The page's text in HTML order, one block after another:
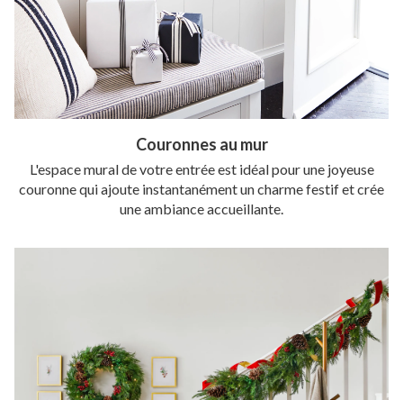
Couronnes au mur
L'espace mural de votre entrée est idéal pour une joyeuse
couronne qui ajoute instantanément un charme festif et crée
une ambiance accueillante.